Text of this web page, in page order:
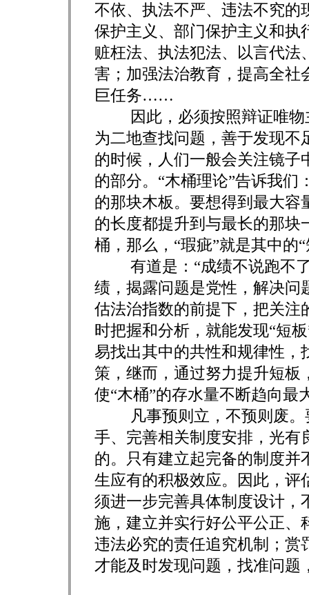
不依、执法不严、违法不究的
保护主义、部门保护主义和执
赃枉法、执法犯法、以言代法
害；加强法治教育，提高全社
巨任务……
因此，必须按照辩证唯物
为二地查找问题，善于发现
的时候，人们一般会关注镜
的部分。“木桶理论”告诉我
的那块木板。要想得到最大
的长度都提升到与最长的那
桶，那么，“瑕疵”就是其中的
有道是：“成绩不说跑不了
绩，揭露问题是党性，解决问
估法治指数的前提下，把关注
时把握和分析，就能发现“短
易找出其中的共性和规律性，
策，继而，通过努力提升短板
使“木桶”的存水量不断趋向最
凡事预则立，不预则废。
手、完善相关制度安排，光有
的。只有建立起完备的制度
生应有的积极效应。因此，评
须进一步完善具体制度设计，
施，建立并实行好公平公正、
违法必究的责任追究机制；赏
才能及时发现问题，找准问题